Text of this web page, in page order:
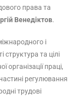
права та
Венедіктов.
і
та цілі
організації праці,
регулювання
трудові